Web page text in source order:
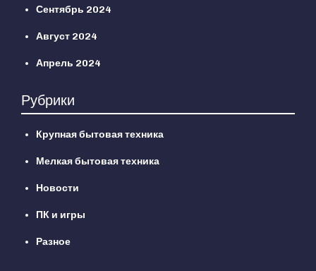
Сентябрь 2024
Август 2024
Апрель 2024
Рубрики
Крупная бытовая техника
Мелкая бытовая техника
Новости
ПК и игры
Разное